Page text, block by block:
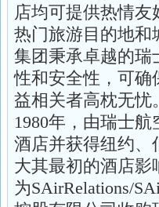
店均可提供热情
热门旅游目的地和
集团秉承卓越的瑞
性和安全性，可确
益相关者高枕无忧。
1980年，由瑞士
酒店并获得纽约、
大其最初的酒店影
为SAirRelations/